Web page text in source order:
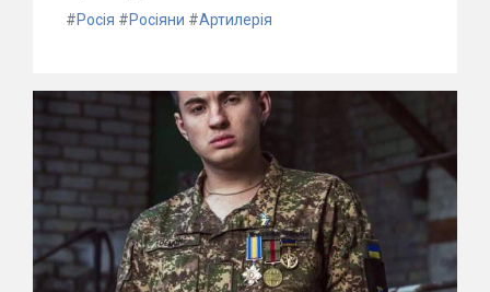
#Росія #Росіяни #Артилерія